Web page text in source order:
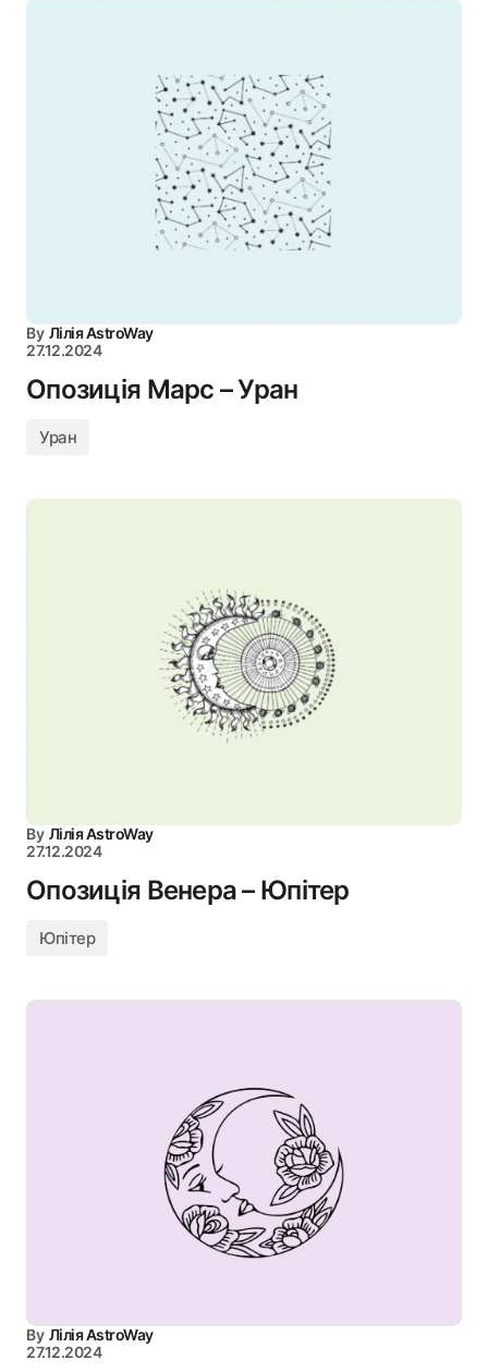
By Лілія AstroWay
27.12.2024
Опозиція Марс – Уран
Уран
By Лілія AstroWay
27.12.2024
Опозиція Венера – Юпітер
Юпітер
By Лілія AstroWay
27.12.2024